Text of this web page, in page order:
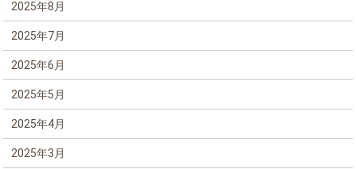
2025年8月
2025年7月
2025年6月
2025年5月
2025年4月
2025年3月